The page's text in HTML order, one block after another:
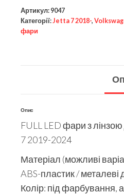
Артикул: 9047
Категорії:Jetta 7 2018-,
фари
Опис
FULL LED фари з
7 2019-2024
Матеріал (можливі
ABS-пластик / металеві
Колір: під фарбування,